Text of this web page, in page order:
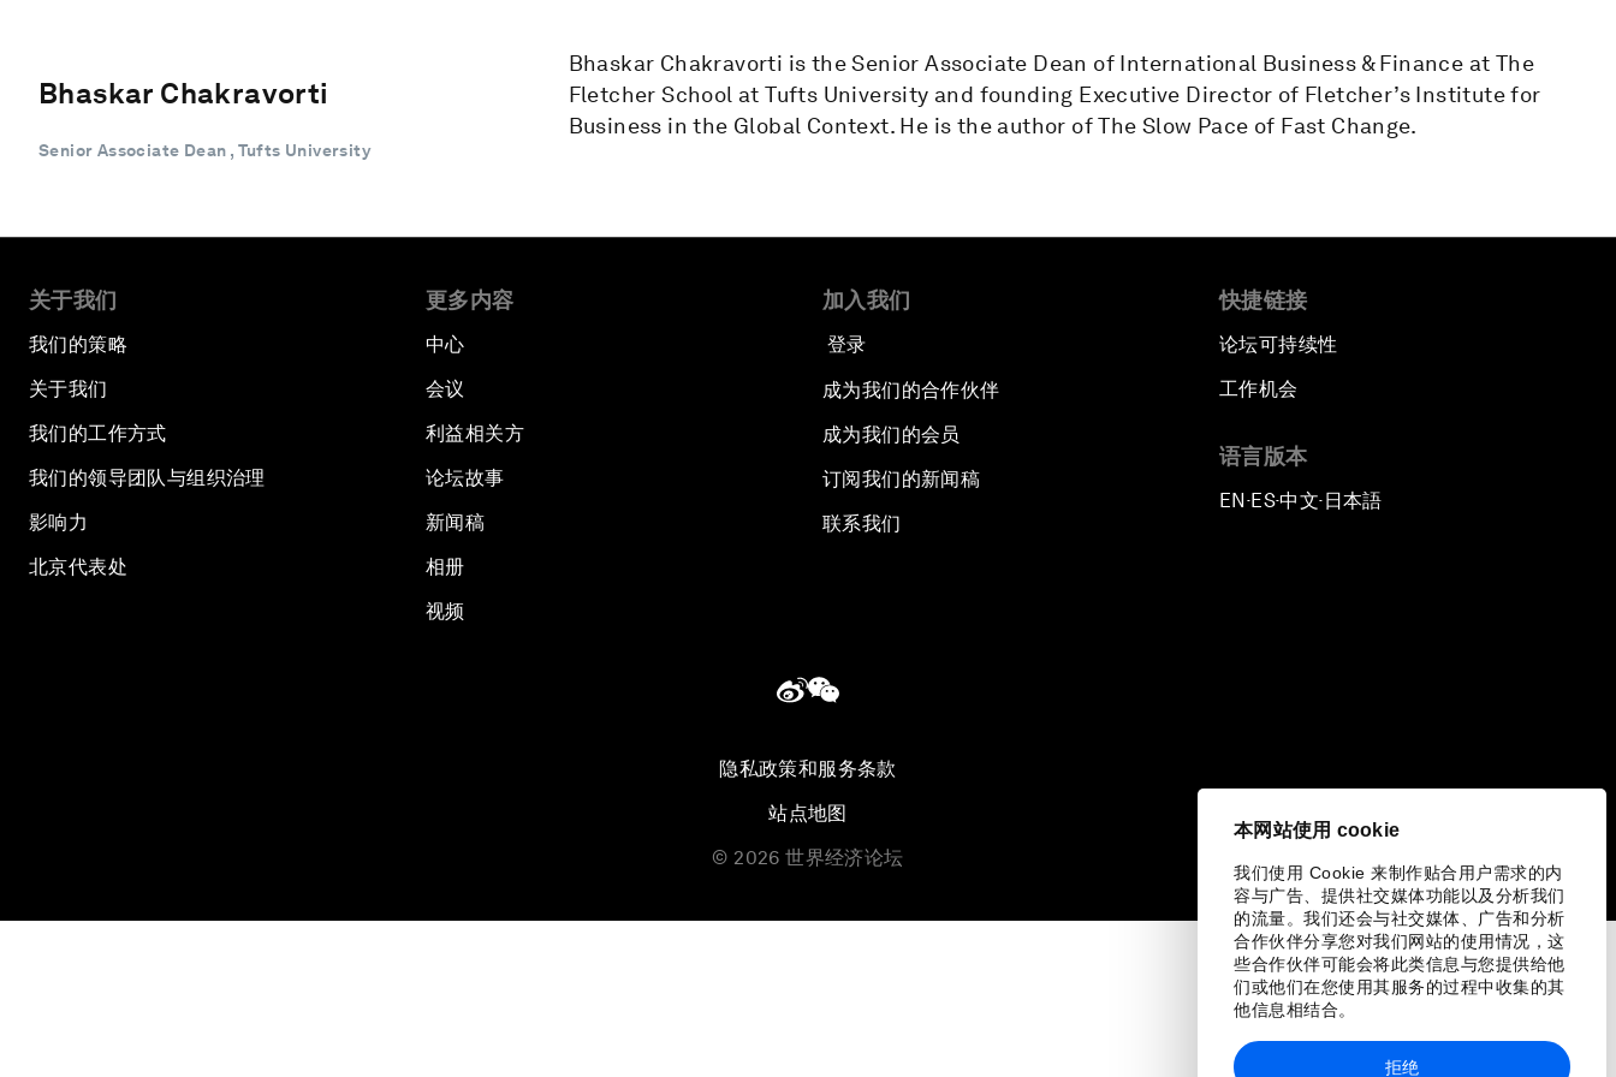
本网站使用 cookie
我们使用 Cookie 来制作贴合用户需求的内
容与广告、提供社交媒体功能以及分析我们
的流量。我们还会与社交媒体、广告和分析
合作伙伴分享您对我们网站的使用情况，这
些合作伙伴可能会将此类信息与您提供给他
们或他们在您使用其服务的过程中收集的其
他信息相结合。
拒绝
Bhaskar Chakravorti
Senior Associate Dean , Tufts University
Bhaskar Chakravorti is the Senior Associate Dean of International Business & Finance at The
Fletcher School at Tufts University and founding Executive Director of Fletcher’s Institute for
Business in the Global Context. He is the author of The Slow Pace of Fast Change.
关于我们
我们的策略
关于我们
我们的工作方式
我们的领导团队与组织治理
影响力
北京代表处
更多内容
中心
会议
利益相关方
论坛故事
新闻稿
相册
视频
加入我们
登录
成为我们的合作伙伴
成为我们的会员
订阅我们的新闻稿
联系我们
快捷链接
论坛可持续性
工作机会
语言版本
EN ▪ES▪中文▪ 日本語
隐私政策和服务条款
站点地图
© 2026 世界经济论坛